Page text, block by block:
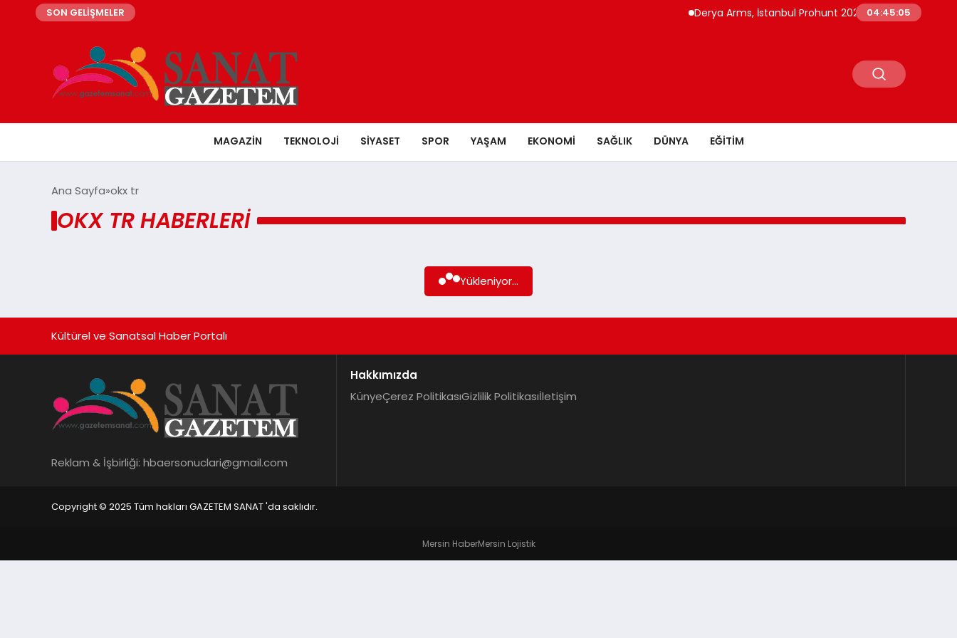
SON GELİŞMELER Derya Arms, İstanbul Prohunt 2026’da yeni nesil
04:45:05
MAGAZIN TEKNOLOJI SIYASET SPOR YAŞAM EKONOMI SAĞLIK DÜNYA EĞITIM
Ana Sayfa okx tr
OKX TR HABERLERI
Yükleniyor...
Kültürel ve Sanatsal Haber Portalı
Reklam & İşbirliği: hbaersonuclari@gmail.com
Hakkımızda
KünyeÇerez PolitikasıGizlilik Politikasıİletişim
Copyright © 2025 Tüm hakları GAZETEM SANAT 'da saklıdır.
Mersin HaberMersin Lojistik